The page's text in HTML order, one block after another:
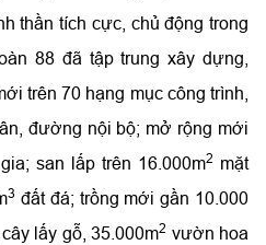
thần tích cực, chủ động trong
88 đã tập trung xây dựng,
trên 70 hạng mục công trình,
đường nội bộ; mở rộng mới
san lấp trên 16.000m2 mặt
3 đất đá; trồng mới gần 10.000
lấy gỗ, 35.000m2 vườn hoa